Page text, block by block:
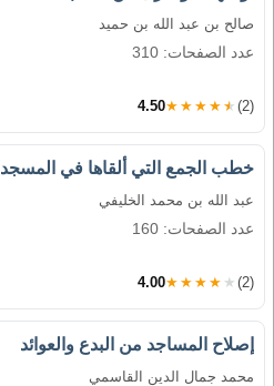
صالح بن عبد الله بن حميد
عدد الصفحات: 310
4.50★★★★★ (2)
خطب الجمع التي ألقاها في المسجد
عبد الله بن محمد الخليفي
عدد الصفحات: 160
4.00★★★★★ (2)
إصلاح المساجد من البدع والعوائد
محمد جمال الدين القاسمي